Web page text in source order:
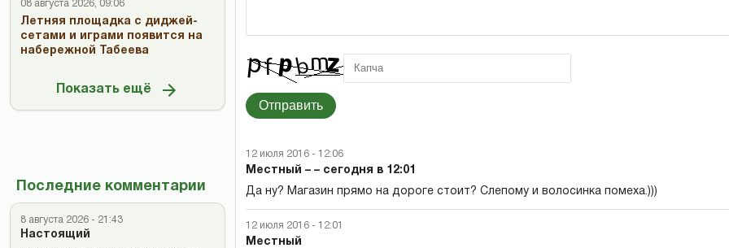
08 августа 2026, 09:06
Летняя площадка с диджей-
сетами и играми появится на
набережной Табеева
Показать ещё
Последние комментарии
8 августа 2026 - 21:43
Настоящий
Отправить
12 июля 2016 - 12:06
Местный – – сегодня в 12:01
Да ну? Магазин прямо на дороге стоит? Слепому и волосинка помеха.)))
12 июля 2016 - 12:01
Местный